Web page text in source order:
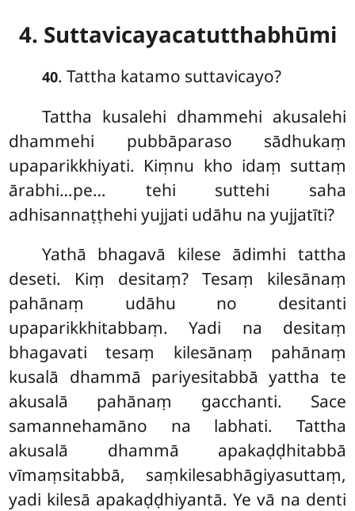
4. Suttavicayacatutthabhūmi
40. Tattha katamo suttavicayo?
Tattha kusalehi dhammehi akusalehi
dhammehi pubbāparaso sādhukaṃ
upaparikkhiyati. Kiṃnu kho idaṃ suttaṃ
ārabhi…pe… tehi suttehi saha
adhisannaṭṭhehi yujjati udāhu na yujjatīti?
Yathā bhagavā kilese ādimhi tattha
deseti. Kiṃ desitaṃ? Tesaṃ kilesānaṃ
pahānaṃ udāhu no desitanti
upaparikkhitabbaṃ. Yadi na desitaṃ
bhagavati tesaṃ kilesānaṃ pahānaṃ
kusalā dhammā pariyesitabbā yattha te
akusalā pahānaṃ gacchanti. Sace
samannehamāno na labhati. Tattha
akusalā dhammā apakaḍḍhitabbā
vīmaṃsitabbā, saṃkilesabhāgiyasuttaṃ,
yadi kilesā apakaḍḍhiyantā. Ye vā na denti